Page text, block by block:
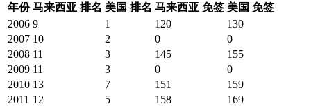
年份 马来西亚 排名 美国 排名 马来西亚 免签 美国 免签
2006 9 1 120
130
2007 10 2 0
0
2008 11 3 145
155
2009 11 3 0
0
2010 13 7 151
159
2011 12 5 158
169